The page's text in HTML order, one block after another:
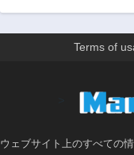
1年前
Terms of
ウェブサイト上のすべての